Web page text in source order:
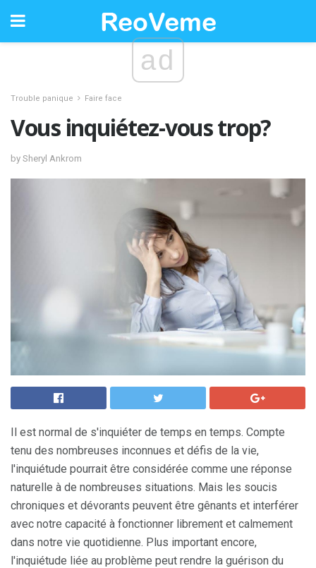
ad
Trouble panique Faire face
Vous inquiétez-vous trop?
by Sheryl Ankrom
Il est normal de s'inquiéter de temps en temps. Compte
tenu des nombreuses inconnues et défis de la vie,
l'inquiétude pourrait être considérée comme une réponse
naturelle à de nombreuses situations. Mais les soucis
chroniques et dévorants peuvent être gênants et interférer
avec notre capacité à fonctionner librement et calmement
dans notre vie quotidienne. Plus important encore,
l'inquiétude liée au problème peut rendre la guérison du